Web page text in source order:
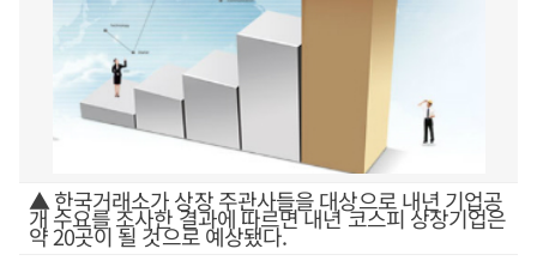
▲ 한국거래소가 상장 주관사들을 대상으로 내년 기업공
개 수요를 조사한 결과에 따르면 내년 코스피 상장기업은
약 20곳이 될 것으로 예상됐다.